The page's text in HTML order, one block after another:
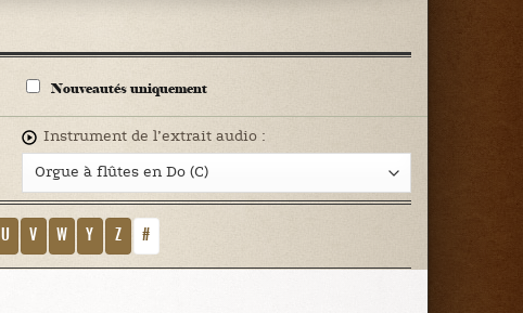
Nouveautés uniquement
Instrument de l’extrait audio :
U V W Y Z #